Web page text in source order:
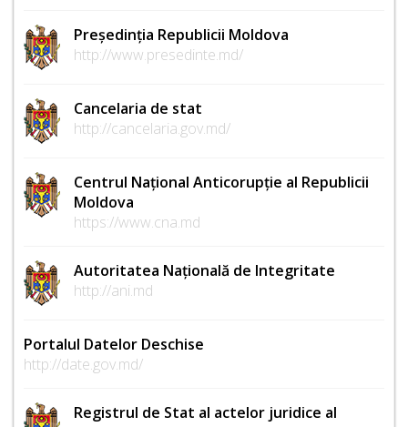
Președinția Republicii Moldova
http://www.presedinte.md/
Cancelaria de stat
http://cancelaria.gov.md/
Centrul Național Anticorupție al Republicii
Moldova
https://www.cna.md
Autoritatea Națională de Integritate
http://ani.md
Portalul Datelor Deschise
http://date.gov.md/
Registrul de Stat al actelor juridice al